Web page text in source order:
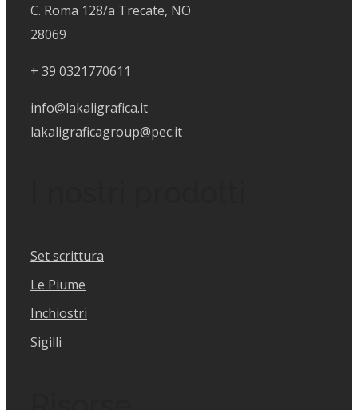
C. Roma 128/a Trecate, NO
28069
+ 39 0321770611
info@lakaligrafica.it
lakaligraficagroup@pec.it
Set scrittura
Le Piume
Inchiostri
Sigilli